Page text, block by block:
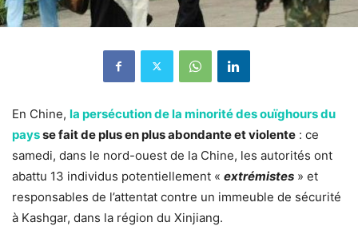
En Chine, la persécution de la minorité des ouïghours du
paysse fait de plus en plus abondante et violente : ce
samedi, dans le nord-ouest de la Chine, les autorités ont
abattu 13 individus potentiellement « extrémistes » et
responsables de l’attentat contre un immeuble de sécurité
à Kashgar, dans la région du Xinjiang.